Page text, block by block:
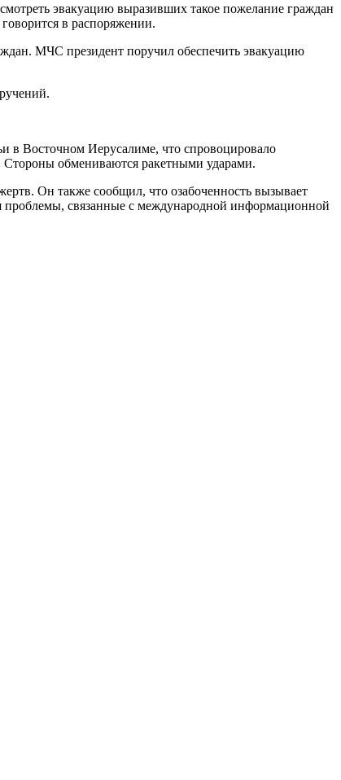
эвакуацию выразивших такое пожелание граждан
в распоряжении.
МЧС президент поручил обеспечить эвакуацию
в Восточном Иерусалиме, что спровоцировало
обмениваются ракетными ударами.
Он также сообщил, что озабоченность вызывает
проблемы, связанные с международной информационной